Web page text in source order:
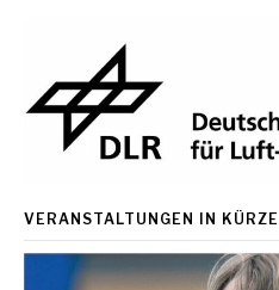
VERANSTALTUNGEN IN KÜRZE